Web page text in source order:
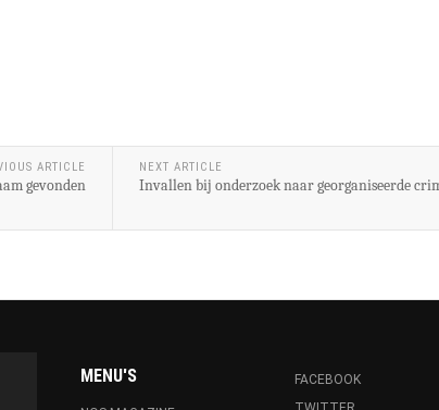
ARTICLE
gevonden
NEXT ARTICLE
Invallen bij onderzoek naar georganiseerde
MENU'S
FACEBOOK